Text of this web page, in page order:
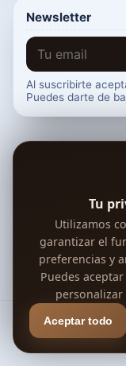
Newsletter
Al suscribirte
Puedes darte de
Tu confianza,
Deja tu opinión
Síguenos en
🇪🇸 🇬🇧
+8 idiomas más ↓
© 2026
Aviso Legal
Tu
Utilizamos
garantizar el
preferencias y
Puedes
personalizar
Aceptar todo